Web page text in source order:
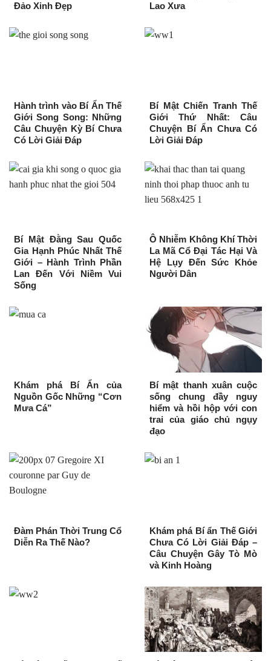
Đảo Xinh Đẹp
Lao Xưa
Hành trình vào Bí Ẩn Thế
Giới Song Song: Những
Câu Chuyện Kỳ Bí Chưa
Có Lời Giải Đáp
Bí Mật Chiến Tranh Thế
Giới Thứ Nhất: Câu
Chuyện Bí Ẩn Chưa Có
Lời Giải Đáp
Bí Mật Đằng Sau Quốc
Gia Hạnh Phúc Nhất Thế
Giới – Hành Trình Phần
Lan Đến Với Niềm Vui
Sống
Ô Nhiễm Không Khí Thời
La Mã Cổ Đại Tác Hại Và
Hệ Lụy Đến Sức Khỏe
Người Dân
Khám phá Bí Ẩn của
Nguồn Gốc Những “Cơn
Mưa Cá”
Bí mật thanh xuân cuộc
sống chung đầy nguy
hiểm và hồi hộp với con
trai của giáo chủ ngụy
đạo
Đàm Phán Thời Trung Cổ
Diễn Ra Thế Nào?
Khám phá Bí ẩn Thế Giới
Chưa Có Lời Giải Đáp –
Câu Chuyện Gây Tò Mò
và Kinh Hoàng